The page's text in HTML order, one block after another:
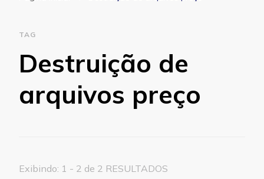
TAG
Destruição de
arquivos preço
Exibindo: 1 - 2 de 2 RESULTADOS